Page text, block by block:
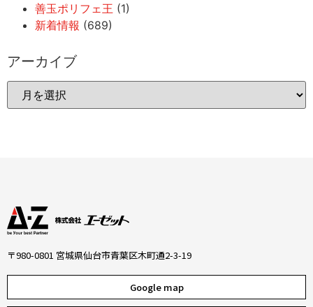
善玉ポリフェ王 (1)
新着情報 (689)
アーカイブ
〒980-0801 宮城県仙台市青葉区木町通2-3-19
Google map